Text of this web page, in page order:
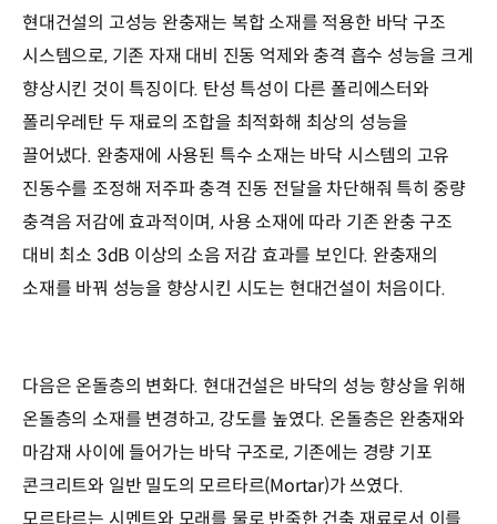
현대건설의 고성능 완충재는 복합 소재를 적용한 바닥 구조
시스템으로, 기존 자재 대비 진동 억제와 충격 흡수 성능을 크게
향상시킨 것이 특징이다. 탄성 특성이 다른 폴리에스터와
폴리우레탄 두 재료의 조합을 최적화해 최상의 성능을
끌어냈다. 완충재에 사용된 특수 소재는 바닥 시스템의 고유
진동수를 조정해 저주파 충격 진동 전달을 차단해줘 특히 중량
충격음 저감에 효과적이며, 사용 소재에 따라 기존 완충 구조
대비 최소 3dB 이상의 소음 저감 효과를 보인다. 완충재의
소재를 바꿔 성능을 향상시킨 시도는 현대건설이 처음이다.
다음은 온돌층의 변화다. 현대건설은 바닥의 성능 향상을 위해
온돌층의 소재를 변경하고, 강도를 높였다. 온돌층은 완충재와
마감재 사이에 들어가는 바닥 구조로, 기존에는 경량 기포
콘크리트와 일반 밀도의 모르타르(Mortar)가 쓰였다.
모르타르는 시멘트와 모래를 물로 반죽한 건축 재료로서 이를